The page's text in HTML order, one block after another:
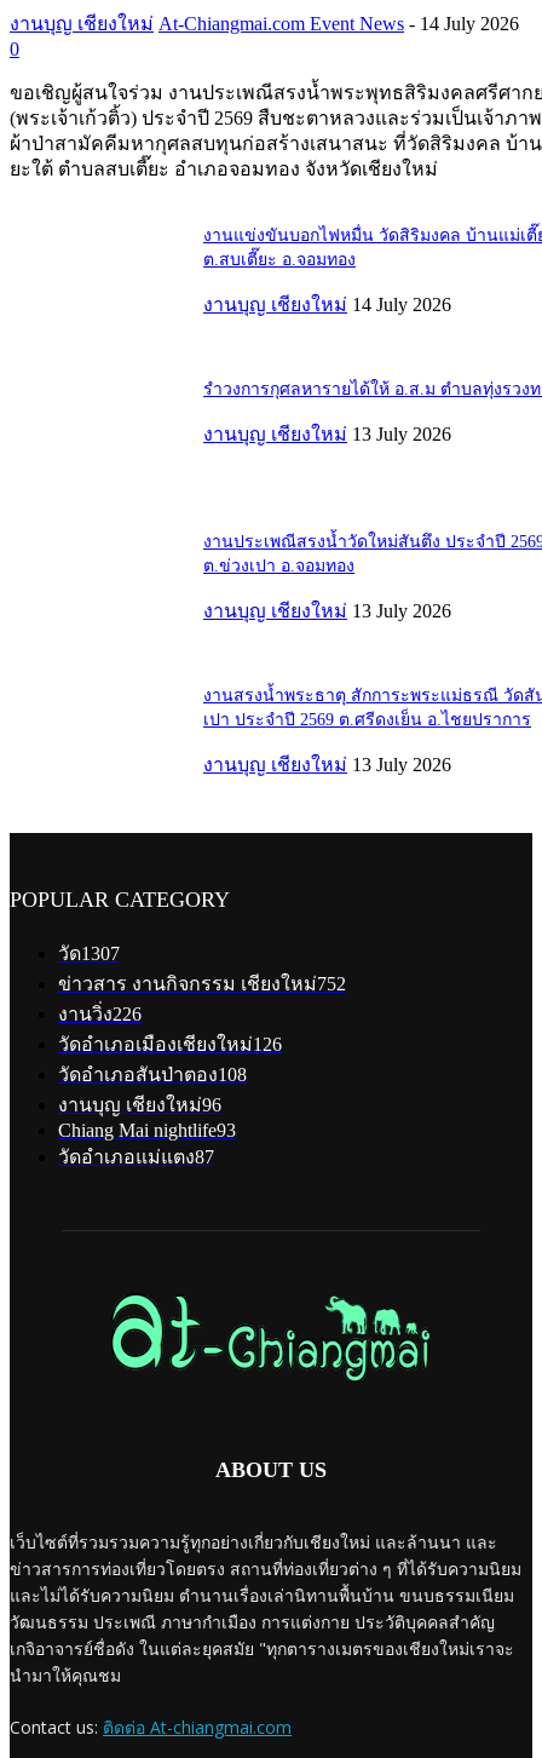
งานบุญ เชียงใหม่ At-Chiangmai.com Event News - 14 July 2026
0
ขอเชิญผู้สนใจร่วม งานประเพณีสรงน้ำพระพุทธสิริมงคลศรีศาก
(พระเจ้าเก้วติ้ว) ประจำปี 2569 สืบชะตาหลวงและร่วมเป็นเจ้าภา
ผ้าป่าสามัคคีมหากุศลสบทุนก่อสร้างเสนาสนะ ที่วัดสิริมงคล บ้า
ยะใต้ ตำบลสบเตี๊ยะ อำเภอจอมทอง จังหวัดเชียงใหม่
งานแข่งขันบอกไฟหมื่น วัดสิริมงคล บ้านแม่เตี๊
ต.สบเตี๊ยะ อ.จอมทอง
งานบุญ เชียงใหม่ 14 July 2026
รำวงการกุศลหารายได้ให้ อ.ส.ม ตำบลทุ่งรวง
งานบุญ เชียงใหม่ 13 July 2026
งานประเพณีสรงน้ำวัดใหม่สันตึง ประจำปี
ต.ข่วงเปา อ.จอมทอง
งานบุญ เชียงใหม่ 13 July 2026
งานสรงน้ำพระธาตุ สักการะพระแม่ธรณี วัดสั
เปา ประจำปี 2569 ต.ศรีดงเย็น อ.ไชยปราการ
งานบุญ เชียงใหม่ 13 July 2026
POPULAR CATEGORY
วัด1307
ข่าวสาร งานกิจกรรม เชียงใหม่752
งานวิ่ง226
วัดอำเภอเมืองเชียงใหม่126
วัดอำเภอสันป่าตอง108
งานบุญ เชียงใหม่96
Chiang Mai nightlife93
วัดอำเภอแม่แตง87
ABOUT US
เว็บไซต์ที่รวมรวมความรู้ทุกอย่างเกี่ยวกับเชียงใหม่ และล้านนา และ
ข่าวสารการท่องเที่ยวโดยตรง สถานที่ท่องเที่ยวต่าง ๆ ที่ได้รับความนิยม
และไม่ได้รับความนิยม ตำนานเรื่องเล่านิทานพื้นบ้าน ขนบธรรมเนียม
วัฒนธรรม ประเพณี ภาษากำเมือง การแต่งกาย ประวัติบุคคลสำคัญ
เกจิอาจารย์ชื่อดัง ในแต่ละยุคสมัย "ทุกตารางเมตรของเชียงใหม่เราจะ
นำมาให้คุณชม
Contact us: ติดต่อ At-chiangmai.com